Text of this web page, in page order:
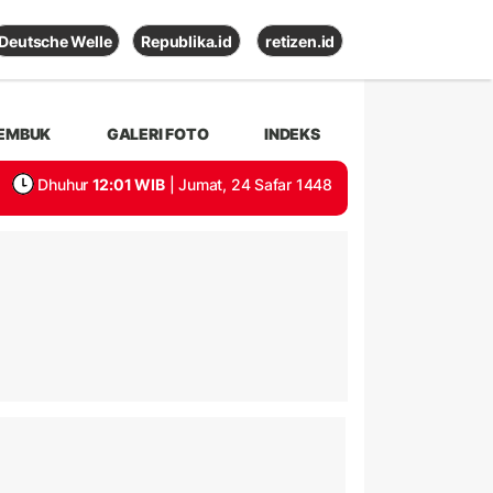
Deutsche Welle Republika.id retizen.id
GALERI FOTO INDEKS
Dhuhur 12:01 WIB | Jumat, 24 Safar 1448